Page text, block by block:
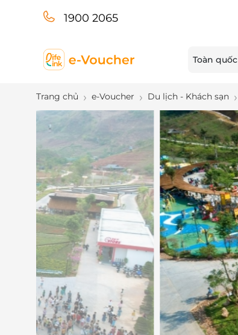
1900 2065
Toàn quốc
Trang chủ e-Voucher Du lịch - Khách sạn